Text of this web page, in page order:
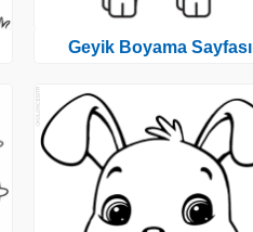
Geyik Boyama Sayfası